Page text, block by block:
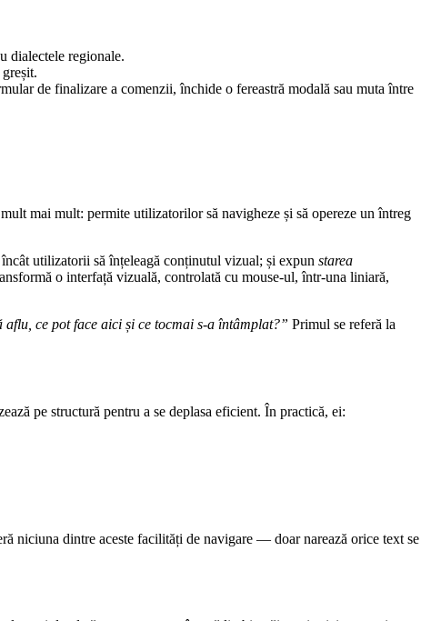
dialectele regionale.
de finalizare a comenzii, închide o fereastră modală sau muta între
mai mult: permite utilizatorilor să navigheze și să opereze un întreg
utilizatorii să înțeleagă conținutul vizual; și expun starea
o interfață vizuală, controlată cu mouse-ul, într-una liniară,
aflu, ce pot face aici și ce tocmai s-a întâmplat?” Primul se referă la
pe structură pentru a se deplasa eficient. În practică, ei:
niciuna dintre aceste facilități de navigare — doar narează orice text se